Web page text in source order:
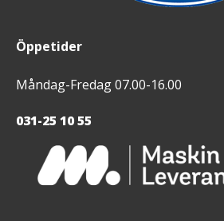
Öppetider
Måndag-Fredag 07.00-16.00
031-25 10 55